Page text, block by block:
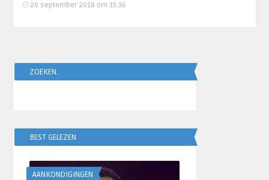
20 september 2018 om 15:36
ZOEKEN..
BEST GELEZEN
AANKONDIGINGEN